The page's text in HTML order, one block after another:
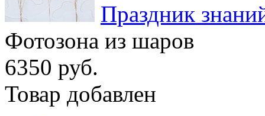
Праздник
Фотозона из шаров
6350 руб.
Товар добавлен